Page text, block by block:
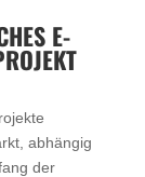
E-
abhängig
der